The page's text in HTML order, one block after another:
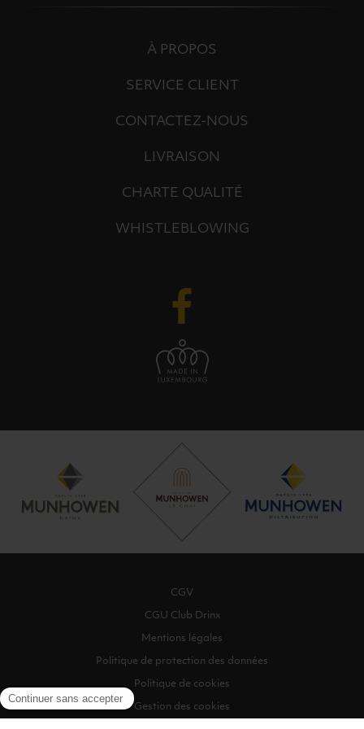
À PROPOS
SERVICE CLIENT
CONTACTEZ-NOUS
LIVRAISON
CHARTE QUALITÉ
WHISTLEBLOWING
CGV
CGU Club Drinx
Mentions légales
Politique de protection des données
Politique de cookies
Gestion des cookies